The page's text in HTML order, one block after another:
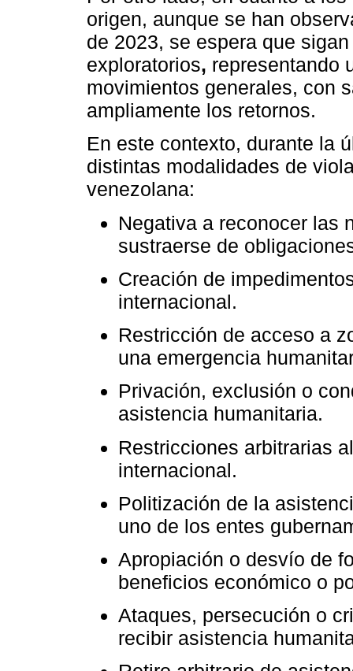
origen, aunque se han
de 2023, se espera que
exploratorios, representando
movimientos generales, con
ampliamente los retornos.
En este contexto, durante la
distintas modalidades de
venezolana:
Negativa a reconocer las
sustraerse de
Creación de
internacional.
Restricción de acceso a
una emergencia
Privación, exclusión o
asistencia humanitaria.
Restricciones arbitrarias
internacional.
Politización de la
uno de los entes
Apropiación o desvío de
beneficios económico o
Ataques, persecución o
recibir asistencia